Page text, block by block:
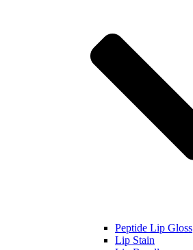
Peptide Lip Gloss
Lip Stain